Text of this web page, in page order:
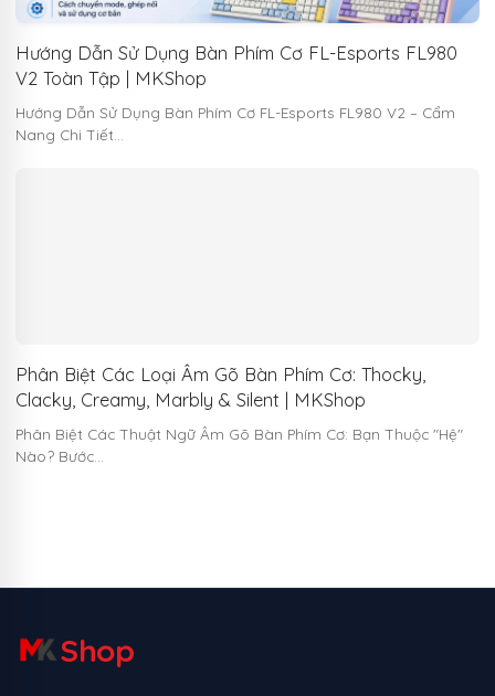
Hướng Dẫn Sử Dụng Bàn Phím Cơ FL-Esports FL980
V2 Toàn Tập | MKShop
Hướng Dẫn Sử Dụng Bàn Phím Cơ FL-Esports FL980 V2 – Cẩm
Nang Chi Tiết…
Phân Biệt Các Loại Âm Gõ Bàn Phím Cơ: Thocky,
Clacky, Creamy, Marbly & Silent | MKShop
Phân Biệt Các Thuật Ngữ Âm Gõ Bàn Phím Cơ: Bạn Thuộc "Hệ"
Nào? Bước…
Shop